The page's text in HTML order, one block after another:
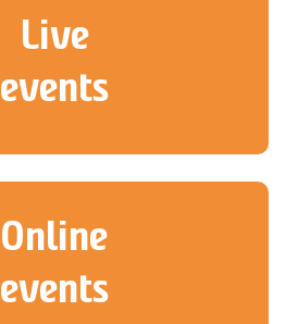
Live
events
Online
events